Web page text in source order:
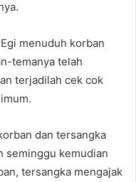
menuduh korban
temanya telah
terjadilah cek cok
dan tersangka
seminggu kemudian
tersangka mengajak